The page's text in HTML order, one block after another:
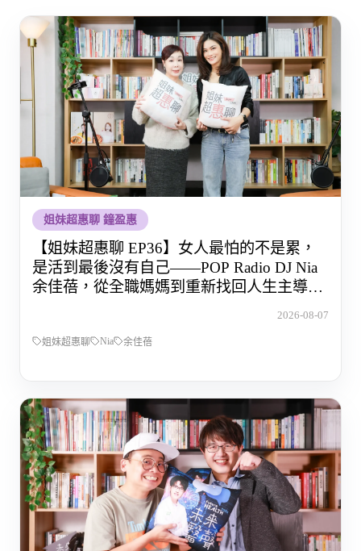
姐妹超惠聊 鐘盈惠
【姐妹超惠聊 EP36】女人最怕的不是累，
是活到最後沒有自己——POP Radio DJ Nia
余佳蓓，從全職媽媽到重新找回人生主導權
2026-08-07
姐妹超惠聊 Nia 余佳蓓